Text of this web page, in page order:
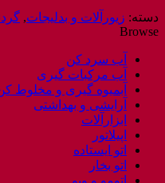
دسته: زیورآلات و بدلیجات,
Browse
آب سرد کن
آب مرکبات گیری
آبمیوه گیری و مخلوط
آرایشی و بهداشتی
ابزارآلات
اپیلاتور
اتو ایستاده
اتو بخار
اتومو و ویو